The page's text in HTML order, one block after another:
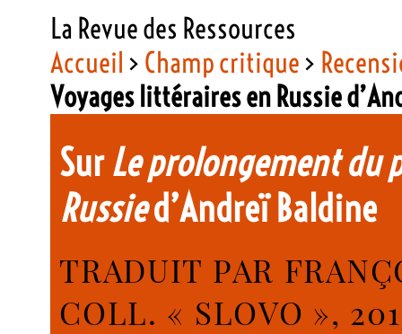
La Revue des Ressources
Accueil > Champ critique>
Voyages littéraires en Russie
SurLe prolongement du
Russied’Andreï Baldine
TRADUIT PAR
COLL. « SLOVO »,